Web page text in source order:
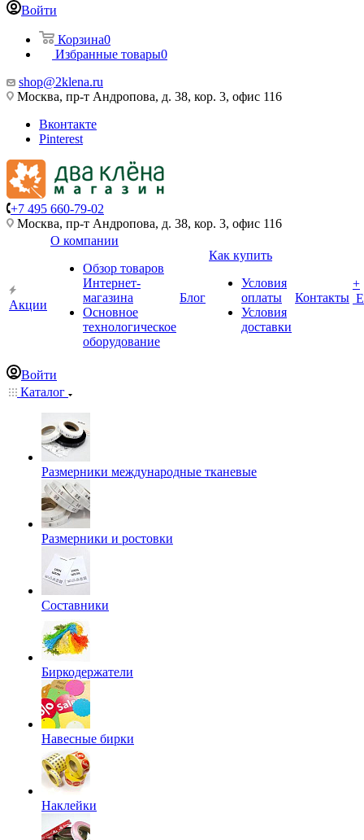
Войти
Корзина0
Избранные товары0
shop@2klena.ru
Москва, пр-т Андропова, д. 38, кор. 3, офис 116
Вконтакте
Pinterest
+7 495 660-79-02
Москва, пр-т Андропова, д. 38, кор. 3, офис 116
Акции
О компании
Обзор товаров
Интернет-
магазина
Основное
технологическое
оборудование
Блог
Как купить
Условия
оплаты
Условия
доставки
Контакты
+
Войти
Каталог
Размерники международные тканевые
Размерники и ростовки
Составники
Биркодержатели
Навесные бирки
Наклейки